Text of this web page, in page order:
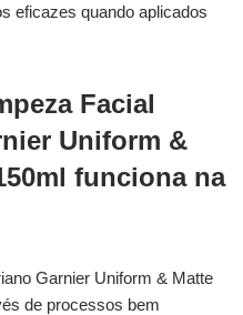
eficazes quando aplicados
Facial
Uniform &
funciona na
Garnier Uniform & Matte
de processos bem